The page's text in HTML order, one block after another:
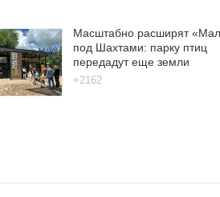
Масштабно расширят
под Шахтами: парку птиц
передадут еще земли
+2162